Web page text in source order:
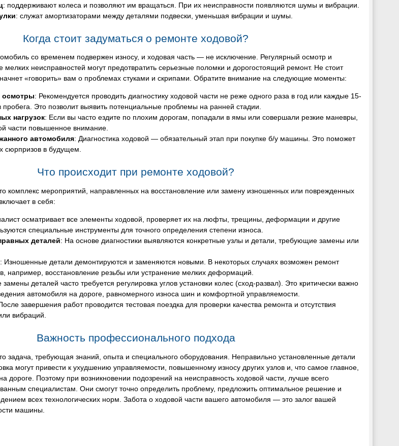
: поддерживают колеса и позволяют им вращаться. При их неисправности появляются шумы и вибрации.
: служат амортизаторами между деталями подвески, уменьшая вибрации и шумы.
Когда стоит задуматься о ремонте ходовой?
со временем подвержен износу, и ходовая часть — не исключение. Регулярный осмотр и
мелких неисправностей могут предотвратить серьезные поломки и дорогостоящий ремонт. Не стоит
«говорить» вам о проблемах стуками и скрипами. Обратите внимание на следующие моменты:
осмотры: Рекомендуется проводить диагностику ходовой части не реже одного раза в год или каждые 15-
пробега. Это позволит выявить потенциальные проблемы на ранней стадии.
нагрузок: Если вы часто ездите по плохим дорогам, попадали в ямы или совершали резкие маневры,
части повышенное внимание.
автомобиля: Диагностика ходовой — обязательный этап при покупке б/у машины. Это поможет
сюрпризов в будущем.
Что происходит при ремонте ходовой?
комплекс мероприятий, направленных на восстановление или замену изношенных или поврежденных
в себя:
осматривает все элементы ходовой, проверяет их на люфты, трещины, деформации и другие
специальные инструменты для точного определения степени износа.
деталей: На основе диагностики выявляются конкретные узлы и детали, требующие замены или
: Изношенные детали демонтируются и заменяются новыми. В некоторых случаях возможен ремонт
например, восстановление резьбы или устранение мелких деформаций.
замены деталей часто требуется регулировка углов установки колес (сход-развал). Это критически важно
автомобиля на дороге, равномерного износа шин и комфортной управляемости.
завершения работ проводится тестовая поездка для проверки качества ремонта и отсутствия
вибраций.
Важность профессионального подхода
задача, требующая знаний, опыта и специального оборудования. Неправильно установленные детали
могут привести к ухудшению управляемости, повышенному износу других узлов и, что самое главное,
дороге. Поэтому при возникновении подозрений на неисправность ходовой части, лучше всего
специалистам. Они смогут точно определить проблему, предложить оптимальное решение и
всех технологических норм. Забота о ходовой части вашего автомобиля — это залог вашей
машины.